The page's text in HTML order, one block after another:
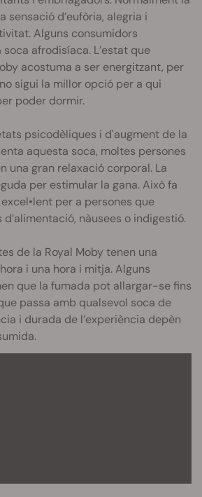
sensació d’eufòria, alegria i
Alguns consumidors
afrodisíaca. L’estat que
acostuma a ser energitzant, per
sigui la millor opció per a qui
poder dormir.
psicodèliques i d'augment de la
aquesta soca, moltes persones
una gran relaxació corporal. La
per estimular la gana. Això fa
per a persones que
nàusees o indigestió.
de la Royal Moby tenen una
i una hora i mitja. Alguns
que la fumada pot allargar-se fins
passa amb qualsevol soca de
i durada de l’experiència depèn